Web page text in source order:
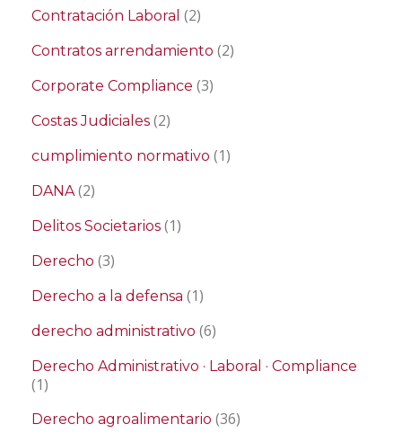
Contratación Laboral (2)
Contratos arrendamiento (2)
Corporate Compliance (3)
Costas Judiciales (2)
cumplimiento normativo (1)
DANA(2)
Delitos Societarios (1)
Derecho (3)
Derecho a la defensa (1)
derecho administrativo (6)
Derecho Administrativo · Laboral · Compliance
(1)
Derecho agroalimentario (36)